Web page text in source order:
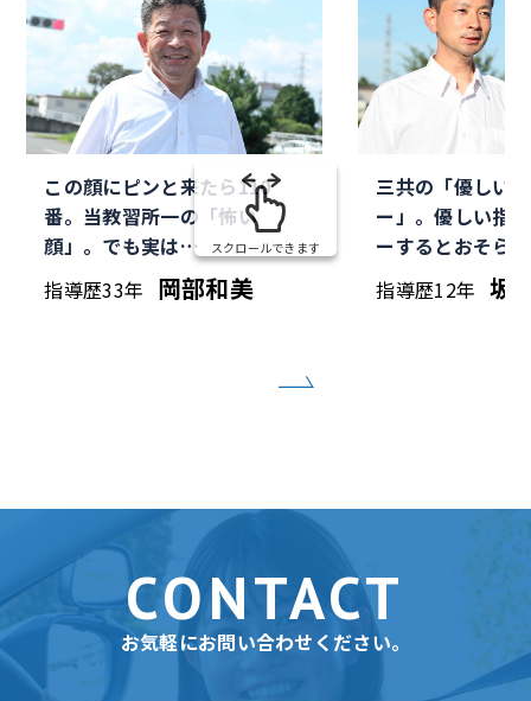
この顔にピンと来たら110
番。当教習所一の「怖い
顔」。でも実は…
指導歴33年 岡部和美
三共の「優しい
ー」。優しい指
ーするとおそら
指導歴12年 坂
スクロールできます
CONTACT
お気軽にお問い合わせください。